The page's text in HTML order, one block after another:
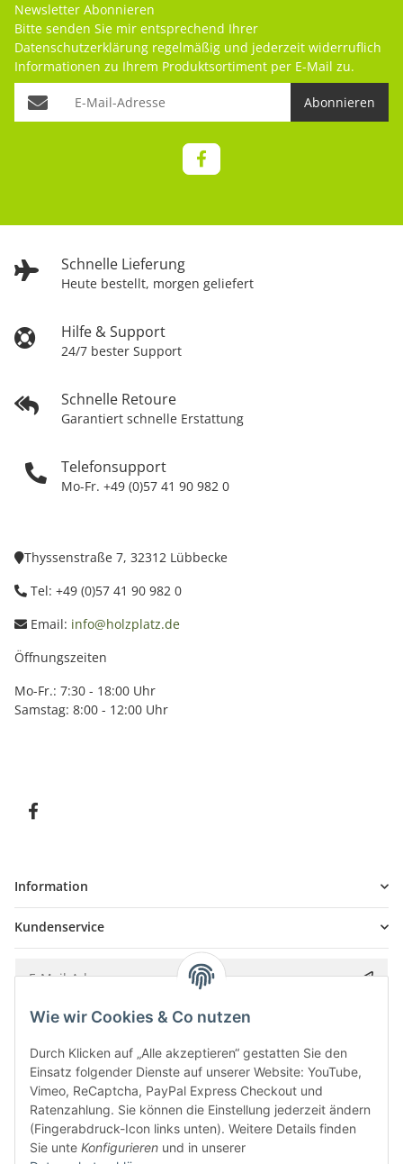
Schnelle Lieferung
Heute bestellt, morgen geliefert
Hilfe & Support
24/7 bester Support
Schnelle Retoure
Garantiert schnelle Erstattung
Telefonsupport
Mo-Fr. +49 (0)57 41 90 982 0
Newsletter Abonnieren
Bitte senden Sie mir entsprechend Ihrer
Datenschutzerklärung regelmäßig und jederzeit widerruflich
Informationen zu Ihrem Produktsortiment per E-Mail zu.
Abonnieren
Thyssenstraße 7, 32312 Lübbecke
Tel: +49 (0)57 41 90 982 0
Email: info@holzplatz.de
Öffnungszeiten
Mo-Fr.: 7:30 - 18:00 Uhr
Samstag: 8:00 - 12:00 Uhr
Information
Kundenservice
Bitte senden Sie mir entsprechend IhrerDatenschutzerklärung
Wie wir Cookies & Co nutzen
Durch Klicken auf „Alle akzeptieren“ gestatten Sie den
Einsatz folgender Dienste auf unserer Website: YouTube,
Vimeo, ReCaptcha, PayPal Express Checkout und
Ratenzahlung. Sie können die Einstellung jederzeit ändern
(Fingerabdruck-Icon links unten). Weitere Details finden
Sie unte Konfigurieren und in unserer